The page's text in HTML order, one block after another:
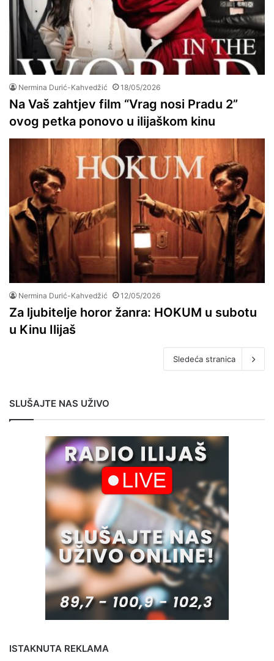
Nermina Durić-Kahvedžić 18/05/2026
Na Vaš zahtjev film “Vrag nosi Pradu 2”
ovog petka ponovo u ilijaškom kinu
Nermina Durić-Kahvedžić 12/05/2026
Za ljubitelje horor žanra: HOKUM u subotu
u Kinu Ilijaš
Sledeća stranica
SLUŠAJTE NAS UŽIVO
ISTAKNUTA REKLAMA